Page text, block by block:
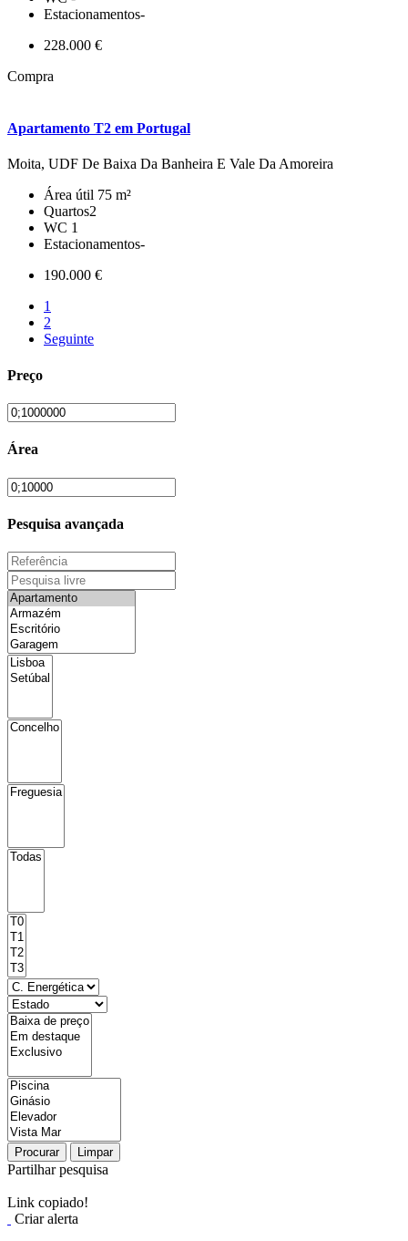
Estacionamentos-
228.000 €
Compra
Apartamento T2 em Portugal
Moita, UDF De Baixa Da Banheira E Vale Da Amoreira
Área útil 75 m²
Quartos2
WC 1
Estacionamentos-
190.000 €
1
2
Seguinte
Preço
Área
Pesquisa avançada
Procurar Limpar
Partilhar pesquisa
Link copiado!
Criar alerta